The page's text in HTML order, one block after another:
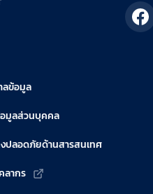
ลข้อมูล
มูลส่วนบุคคล
ปลอดภัยด้านสารสนเทศ
ลากร